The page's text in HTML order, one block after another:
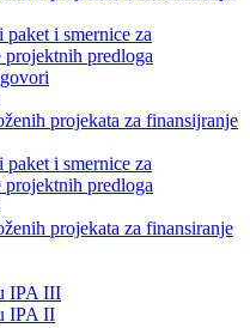
i smernice za
projektnih predloga
projekata za finansijranje
i smernice za
projektnih predloga
projekata za finansiranje
IPA III
IPA II